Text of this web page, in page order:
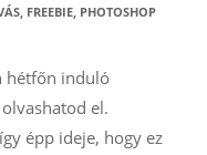
, FREEBIE, PHOTOSHOP
hétfőn induló
el.
épp ideje, hogy ez